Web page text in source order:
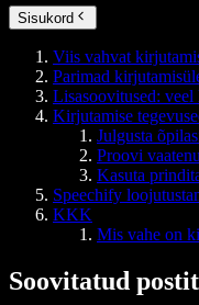
Sisukord
Viis vahvat
Parimad
Lisasoovitused:
Kirjutamise
Julgusta
Proovi
Kasuta
Speechify
KKK
Mis vahe on
Soovitatud